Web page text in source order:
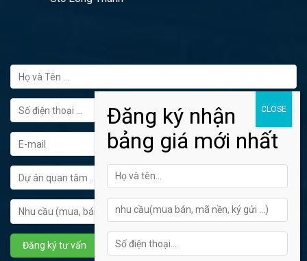
FORM ĐĂNG KÝ TƯ VẤN